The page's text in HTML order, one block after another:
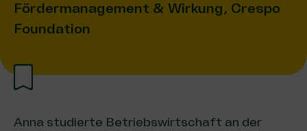
Fördermanagement & Wirkung, Crespo
Foundation
Anna studierte Betriebswirtschaft an der